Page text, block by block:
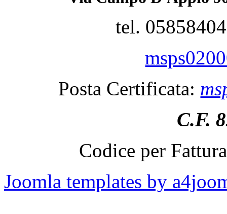
tel.
Posta Certificata:
C.F.
Codice per
Joomla templates by